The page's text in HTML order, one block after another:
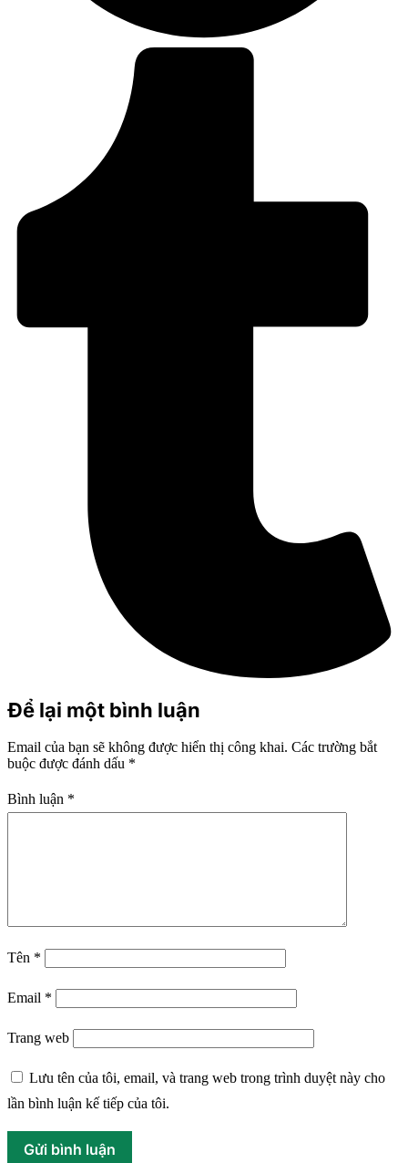
Để lại một bình luận
Email của bạn sẽ không được hiển thị công khai. Các trường bắt
buộc được đánh dấu *
Bình luận *
Tên *
Email *
Trang web
Lưu tên của tôi, email, và trang web trong trình duyệt này cho
lần bình luận kế tiếp của tôi.